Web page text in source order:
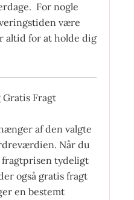
For nogle
være
altid for at holde dig
Fragt
af den valgte
Når du
fragtprisen tydeligt
også gratis fragt
en bestemt